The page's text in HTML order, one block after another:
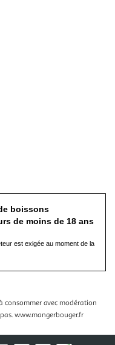
boissons
de moins de 18 ans
est exigée au moment de la
consommer avec modération
www.mangerbouger.fr